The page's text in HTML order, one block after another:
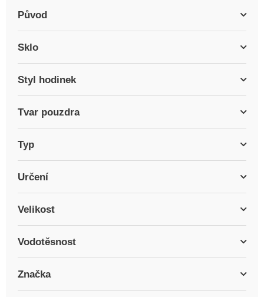
Původ
Sklo
Styl hodinek
Tvar pouzdra
Typ
Určení
Velikost
Vodotěsnost
Značka